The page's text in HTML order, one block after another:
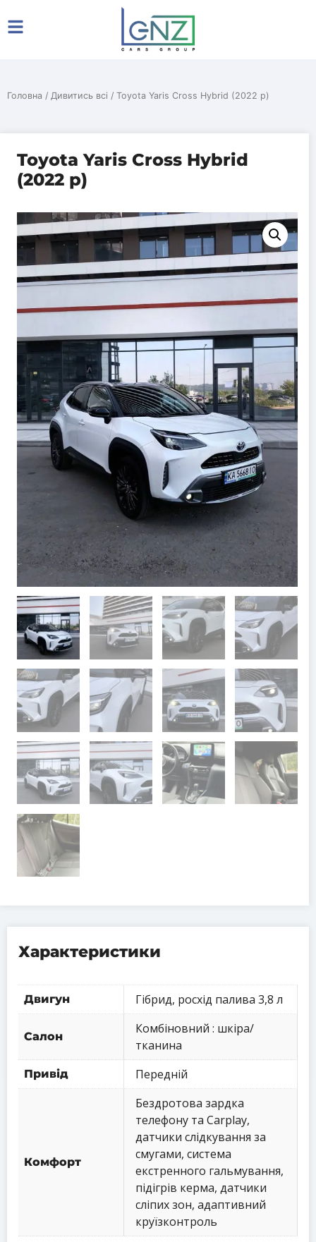
Головна / Дивитись всі / Toyota Yaris Cross Hybrid (2022 р)
Toyota Yaris Cross Hybrid
(2022 р)
Характеристики
Двигун Гібрид, росхід палива 3,8 л
Салон
Комбіновний : шкіра/
тканина
Привід Передній
Комфорт
Бездротова зардка
телефону та Carplay,
датчики слідкування за
смугами, система
екстренного гальмування,
підігрів керма, датчики
сліпих зон, адаптивний
круїзконтроль